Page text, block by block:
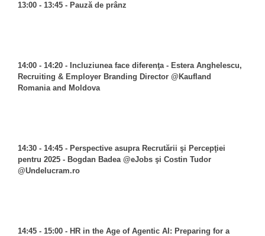
13:00 - 13:45 - Pauză de prânz
14:00 - 14:20 - Incluziunea face diferenţa - Estera Anghelescu,
Recruiting & Employer Branding Director @Kaufland
Romania and Moldova
14:30 - 14:45 - Perspective asupra Recrutării şi Percepţiei
pentru 2025 - Bogdan Badea @eJobs şi Costin Tudor
@Undelucram.ro
14:45 - 15:00 - HR in the Age of Agentic AI: Preparing for a